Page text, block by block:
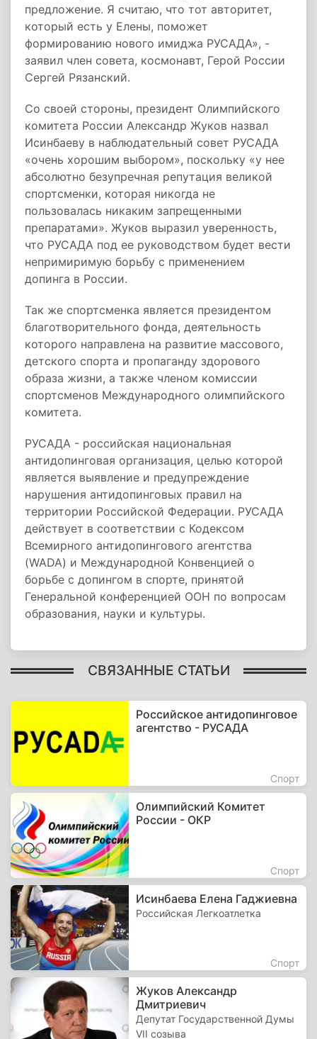
предложение. Я считаю, что тот авторитет,
который есть у Елены, поможет
формированию нового имиджа РУСАДА», -
заявил член совета, космонавт, Герой России
Сергей Рязанский.
Со своей стороны, президент Олимпийского
комитета России Александр Жуков назвал
Исинбаеву в наблюдательный совет РУСАДА
«очень хорошим выбором», поскольку «у нее
абсолютно безупречная репутация великой
спортсменки, которая никогда не
пользовалась никаким запрещенными
препаратами». Жуков выразил уверенность,
что РУСАДА под ее руководством будет вести
непримиримую борьбу с применением
допинга в России.
Так же спортсменка является президентом
благотворительного фонда, деятельность
которого направлена на развитие массового,
детского спорта и пропаганду здорового
образа жизни, а также членом комиссии
спортсменов Международного олимпийского
комитета.
РУСАДА - российская национальная
антидопинговая организация, целью которой
является выявление и предупреждение
нарушения антидопинговых правил на
территории Российской Федерации. РУСАДА
действует в соответствии с Кодексом
Всемирного антидопингового агентства
(WADA) и Международной Конвенцией о
борьбе с допингом в спорте, принятой
Генеральной конференцией ООН по вопросам
образования, науки и культуры.
СВЯЗАННЫЕ СТАТЬИ
Российское антидопинговое
агентство - РУСАДА
Спорт
Олимпийский Комитет
России - ОКР
Спорт
Исинбаева Елена Гаджиевна
Российская Легкоатлетка
Спорт
Жуков Александр
Дмитриевич
Депутат Государственной Думы
VII созыва